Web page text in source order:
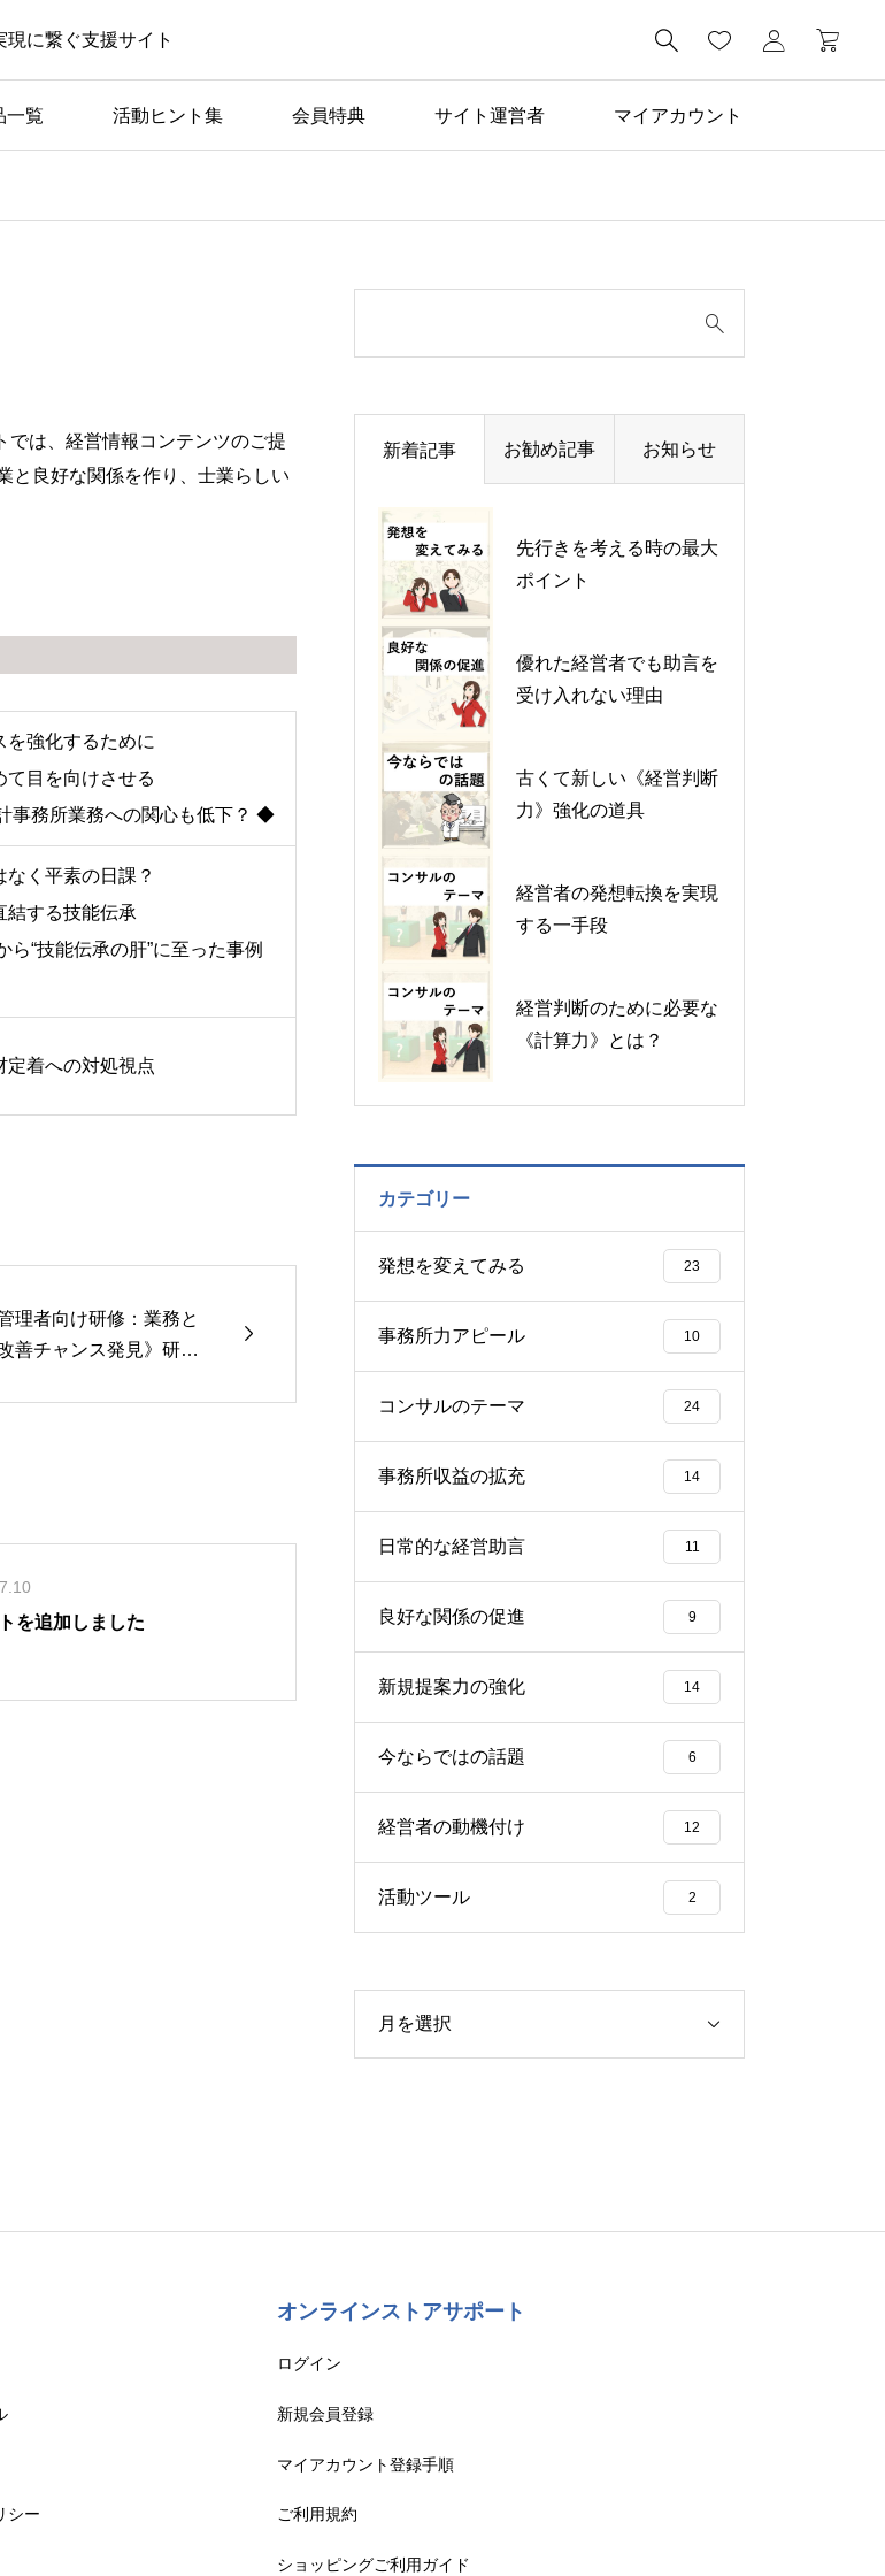
に繋ぐ支援サイト 
一覧 活動ヒント集 会員特典 サイト運営者 マイアカウント
では、経営情報コンテンツのご提
と良好な関係を作り、士業らしい
を強化するために
て目を向けさせる
事務所業務への関心も低下？ ◆
く平素の日課？
結する技能伝承
“技能伝承の肝”に至った事例
定着への対処視点
理者向け研修：業務と
善チャンス発見》研修

を追加しました
新着記事 お勧め記事 お知らせ
先行きを考える時の最大
ポイント
優れた経営者でも助言を
受け入れない理由
古くて新しい《経営判断
力》強化の道具
経営者の発想転換を実現
する一手段
経営判断のために必要な
《計算力》とは？
カテゴリー
発想を変えてみる 23
事務所力アピール 10
コンサルのテーマ 24
事務所収益の拡充 14
日常的な経営助言 11
良好な関係の促進 9
新規提案力の強化 14
今ならではの話題 6
経営者の動機付け 12
活動ツール 2
シー
オンラインストアサポート
ログイン
新規会員登録
マイアカウント登録手順
ご利用規約
ショッピングご利用ガイド